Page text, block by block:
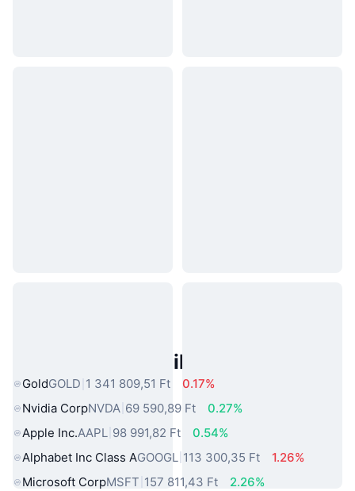
Népszerű Való Világbeli Eszközök
GoldGOLD 1 341 809,51 Ft
0.17%
Nvidia CorpNVDA 69 590,89 Ft
0.27%
Apple Inc.AAPL 98 991,82 Ft
0.54%
Alphabet Inc Class AGOOGL 113 300,35 Ft
1.26%
Microsoft CorpMSFT 157 811,43 Ft
2.26%